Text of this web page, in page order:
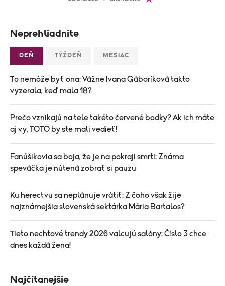
Neprehliadnite
DEŇ TÝŽDEŇ MESIAC
To nemôže byť ona: Vážne Ivana Gáboríková takto
vyzerala, keď mala 18?
Prečo vznikajú na tele takéto červené bodky? Ak ich máte
aj vy, TOTO by ste mali vedieť!
Fanúšikovia sa boja, že je na pokraji smrti: Známa
speváčka je nútená zobrať si pauzu
Ku herectvu sa neplánuje vrátiť: Z čoho však žije
najznámejšia slovenská sektárka Mária Bartalos?
Tieto nechtové trendy 2026 valcujú salóny: Číslo 3 chce
dnes každá žena!
Najčítanejšie